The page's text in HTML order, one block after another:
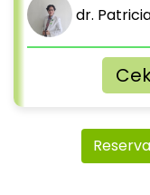
dr.